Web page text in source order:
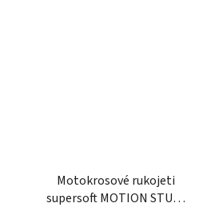
Motokrosové rukojeti
supersoft MOTION STUFF